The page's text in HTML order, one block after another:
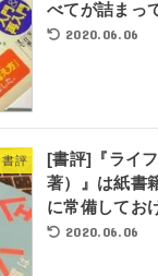
べてが詰まっ
2020.06.06
書評
[書評]『ライ
著）』は紙書
に常備してお
2020.06.06